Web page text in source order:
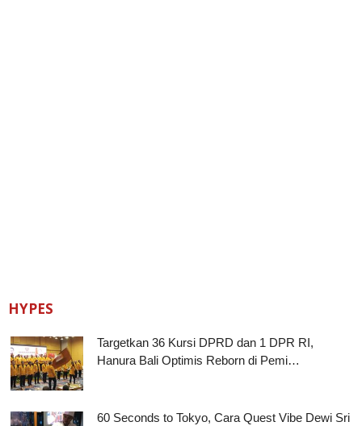
HYPES
Targetkan 36 Kursi DPRD dan 1 DPR RI,
Hanura Bali Optimis Reborn di Pemi…
60 Seconds to Tokyo, Cara Quest Vibe Dewi Sri